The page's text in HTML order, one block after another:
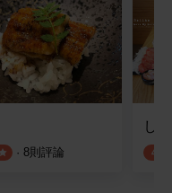
· 8則評論
し
4.2